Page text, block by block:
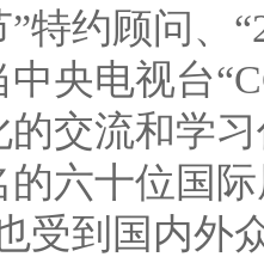
特约顾问、
央电视台
的交流和学
的六十位国
受到国内